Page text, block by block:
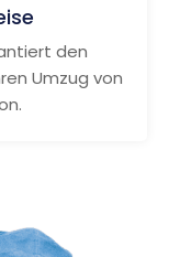
den
Umzug von